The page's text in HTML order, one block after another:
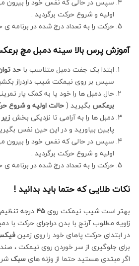
اولیه و شروع حرکت برگردید .
حرکت را به تعداد درج شده در برنامه ی
آموزش پرس بالا سینه دمبل مچ
ابتدا یک جفت دمبل متناسب با حد
سپس بر روی نیمکت شیب داردراز
حال دمبل ها را خود یا به کمک یار
برعکس بگیرید (حالت اولیه و شروع
دمبل ها را به آرامی تا نزدیکی بخش
پایین بیاورید و در این حین نفس
سپس در حالی که نفس خود را بیرون
اولیه و شروع حرکت برگردید .
حرکت را به تعداد درج شده در برنامه ی
نکات طلایی که حتما باید بدانید !
بهتر است شیب نیمکت روی۴۵ درجه
زاویه مطلوب آرنج با بدن دراجرای حرکت با
در ابتدای حرکت پاهای خود را روی زمین
برای جلوگیری از سر خوردن روی نیمکت ،
اگر مبتدی هستید حتما از وزنه هایسبک